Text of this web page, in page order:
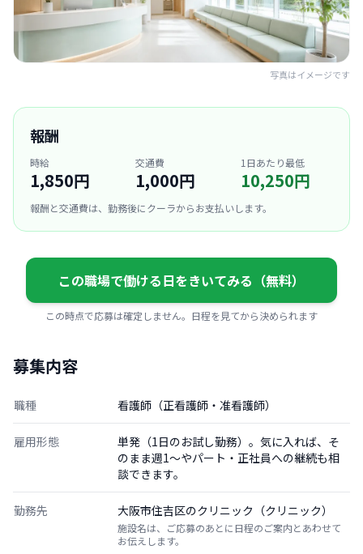
写真はイメージです
報酬
時給
1,850円
交通費
1,000円
1日あたり最低
10,250円
報酬と交通費は、勤務後にクーラからお支払いします。
この職場で働ける日をきいてみる（無料）
この時点で応募は確定しません。日程を見てから決められます
募集内容
職種 看護師（正看護師・准看護師）
雇用形態
単発（1日のお試し勤務）。気に入れば、そ
のまま週1〜やパート・正社員への継続も相
談できます。
勤務先 大阪市住吉区のクリニック（クリニック）
施設名は、ご応募のあとに日程のご案内とあわせて
お伝えします。